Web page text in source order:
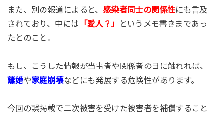
また、別の報道によると、 感染者同士の関係性にも言及
されており、中には 「愛人？」
というメモ書きまであっ
たとのこと。
もし、こうした情報が当事者や関係者の目に触れれば、
離婚や家庭崩壊などにも発展する危険性があります。
今回の誤掲載で二次被害を受けた被害者を補償すること